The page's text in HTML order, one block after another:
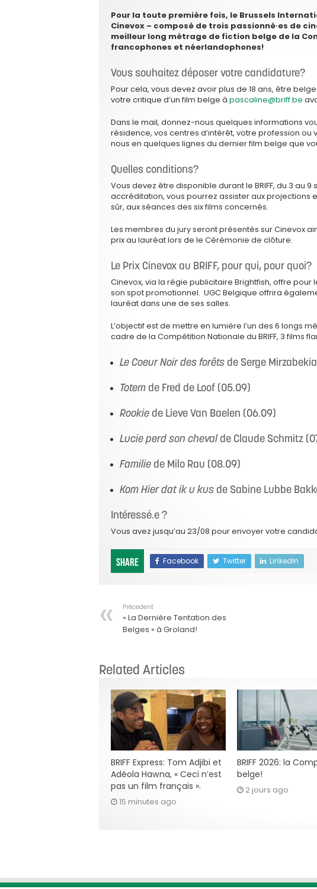
Pour la toute première fois, le Brussels
Cinevox – composé de trois passionné·es de
meilleur long métrage de fiction belge de la
francophones et néerlandophones!
Vous souhaitez déposer votre candidature?
Pour cela, vous devez avoir plus de 18 ans, être
votre critique d’un film belge à pascaline@briff.be
Dans le mail, donnez-nous quelques informations
résidence, vos centres d’intérêt, votre profession ou
nous en quelques lignes du dernier film belge que
Quelles conditions?
Vous devez être disponible durant le BRIFF, du 3 au
accréditation, vous pourrez assister aux projections
sûr, aux séances des six films concernés.
Les membres du jury seront présentés sur Cinevox
prix au lauréat lors de le Cérémonie de clôture.
Le Prix Cinevox au BRIFF, pour qui, pour quoi?
Cinevox, via la régie publicitaire Brightfish, offre
son spot promotionnel. UGC Belgique offrira
lauréat dans une de ses salles.
L’objectif est de mettre en lumière l’un des 6 longs
cadre de la Compétition Nationale du BRIFF, 3 films
Le Coeur Noir des forêts de Serge
Totem de Fred de Loof (05.09)
Rookie de Lieve Van Baelen (06.09)
Lucie perd son chevalde Claude Schmitz
Familie de Milo Rau (08.09)
Kom Hier dat ik u kus de Sabine Lubbe
Intéressé.e ?
Vous avez jusqu’au 23/08 pour envoyer votre
Share Facebook Twitter LinkedIn
Précedent
« La Dernière Tentation des
Belges » à Groland!
Related Articles
BRIFF Express: Tom Adjibi et
Adéola Hawna, « Ceci n’est
pas un film français ».
15 minutes ago
BRIFF 2026: la
belge!
2 jours ago